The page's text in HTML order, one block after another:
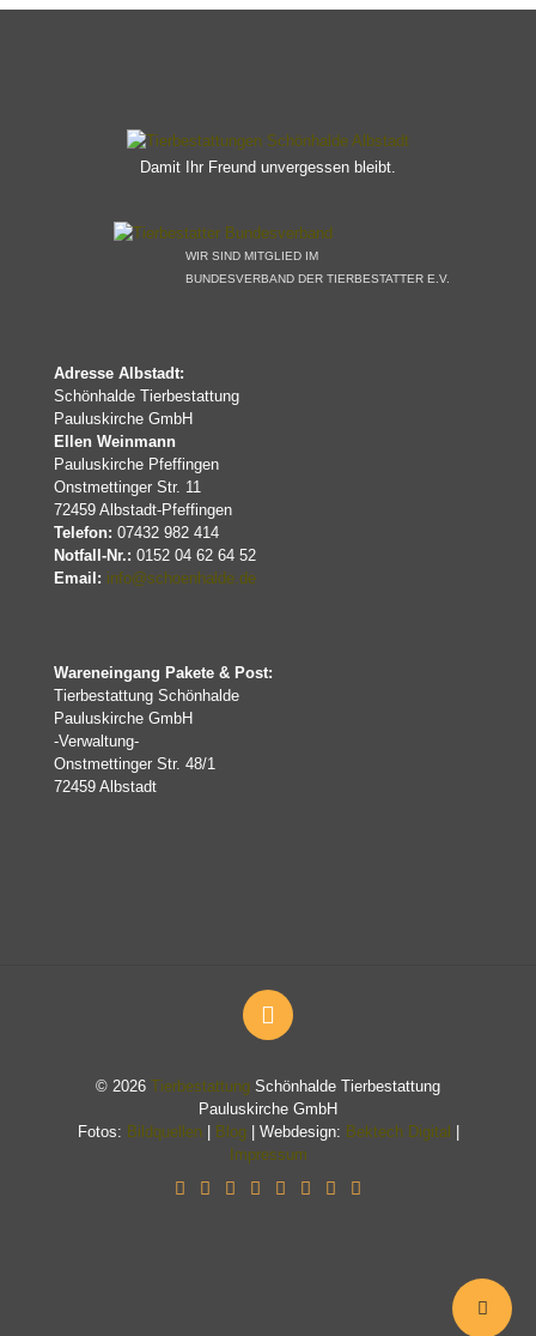
Damit Ihr Freund unvergessen bleibt.
WIR SIND MITGLIED IM
BUNDESVERBAND DER TIERBESTATTER E.V.
Adresse Albstadt:
Schönhalde Tierbestattung
Pauluskirche GmbH
Ellen Weinmann
Pauluskirche Pfeffingen
Onstmettinger Str. 11
72459 Albstadt-Pfeffingen
Telefon: 07432 982 414
Notfall-Nr.: 0152 04 62 64 52
Email: info@schoenhalde.de
Wareneingang Pakete & Post:
Tierbestattung Schönhalde
Pauluskirche GmbH
-Verwaltung-
Onstmettinger Str. 48/1
72459 Albstadt
© 2026 Tierbestattung Schönhalde Tierbestattung
Pauluskirche GmbH
Fotos: Bildquellen| Blog| Webdesign: Bektech Digital
Impressum